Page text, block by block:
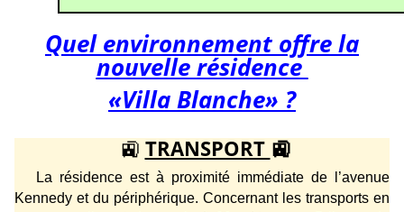
Quel environnement offre la
nouvelle résidence
«Villa Blanche» ?
🚉 TRANSPORT 🚉
La résidence est à proximité immédiate de l’avenue
Kennedy et du périphérique. Concernant les transports en